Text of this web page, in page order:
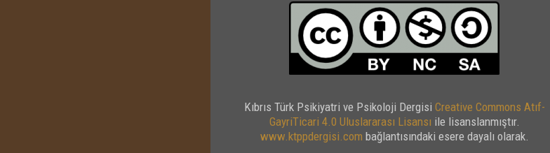
Kıbrıs Türk Psikiyatri ve Psikoloji Dergisi Creative Commons Atıf-
GayriTicari 4.0 Uluslararası Lisansı ile lisanslanmıştır.
www.ktppdergisi.com bağlantısındaki esere dayalı olarak.